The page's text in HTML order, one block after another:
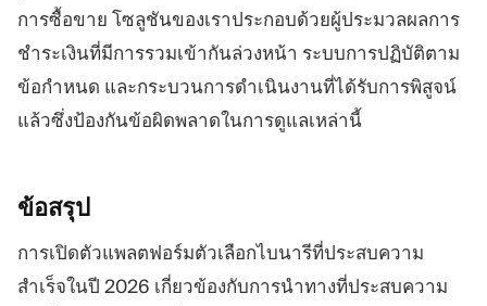
การซื้อขาย โซลูชันของเราประกอบด้วยผู้ประมวลผลการ
ชำระเงินที่มีการรวมเข้ากันล่วงหน้า ระบบการปฏิบัติตาม
ข้อกำหนด และกระบวนการดำเนินงานที่ได้รับการพิสูจน์
แล้วซึ่งป้องกันข้อผิดพลาดในการดูแลเหล่านี้
ข้อสรุป
การเปิดตัวแพลตฟอร์มตัวเลือกไบนารีที่ประสบความ
สำเร็จในปี 2026 เกี่ยวข้องกับการนำทางที่ประสบความ